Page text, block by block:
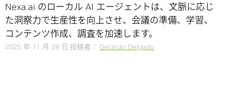
Nexa.ai のローカル AI エージェントは、文脈に応じ
た洞察力で生産性を向上させ、会議の準備、学習、
コンテンツ作成、調査を加速します。
2025 年 11 月 28 日 投稿者： Gerardo Delgado